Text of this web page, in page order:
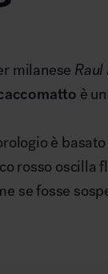
milanese
è un
è
rosso oscilla
se fosse